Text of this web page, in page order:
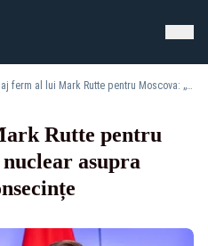
Mesaj ferm al lui Mark Rutte pentru Moscova: „Un atac nuclear asupra Ucrainei ar avea consecințe devastatoare”
Rutte pentru
asupra